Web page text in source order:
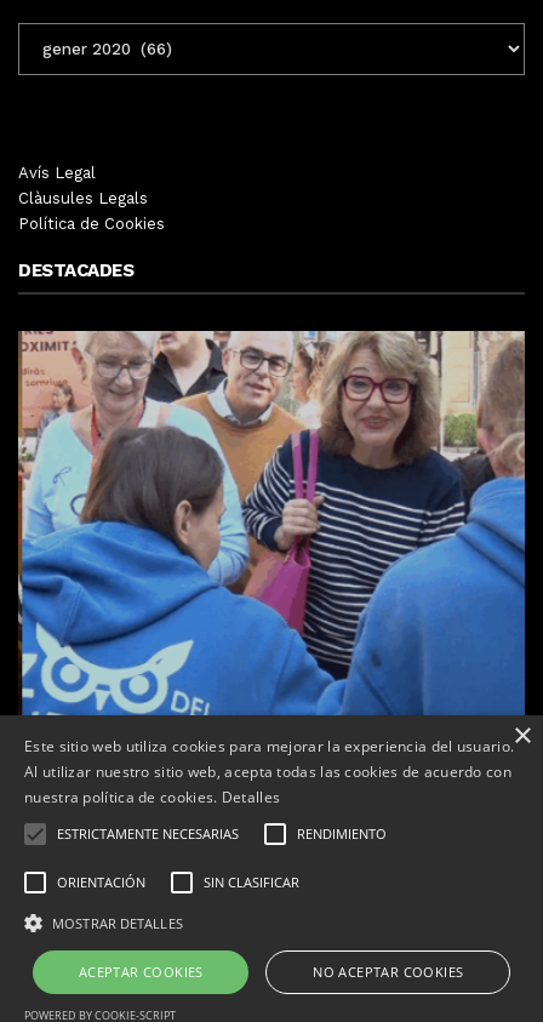
MENSUALS
Avís Legal
Clàusules Legals
Política de Cookies
DESTACADES
Tàrrega celebra la 25a Fira del Medi Ambient
Per Tàrrega Televisió 18, octubre, 2025 - 12:26
Correu electrònic:info@tarrega.tv
Telèfons: 648 45 71 14 | 669 32 28 46
×
Este sitio web utiliza cookies para mejorar la experiencia del usuario.
Al utilizar nuestro sitio web, acepta todas las cookies de acuerdo con
nuestra política de cookies. Detalles
ESTRICTAMENTE NECESARIAS RENDIMIENTO
ORIENTACIÓN SIN CLASIFICAR
MOSTRAR DETALLES
ACEPTAR COOKIES NO ACEPTAR COOKIES
POWERED BY COOKIE-SCRIPT